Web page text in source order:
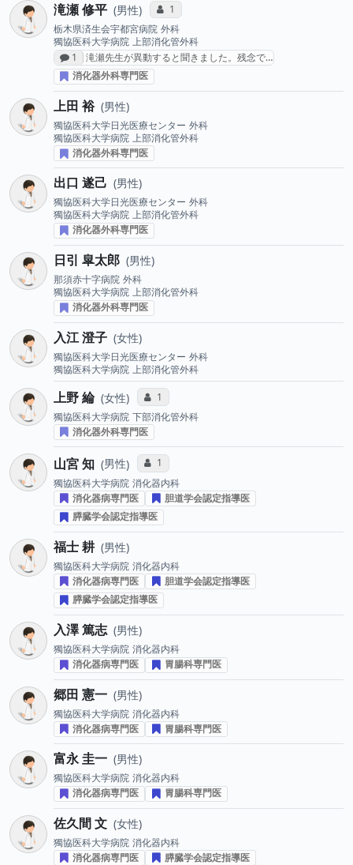
滝瀬 修平 男性 コミュニケーション・タイプ投票数
1
栃木県済生会宇都宮病院 外科
獨協医科大学病院 上部消化管外科
感想投稿数
1
滝瀬先生が異動すると聞きました。残念で…
消化器外科専門医
上田 裕 男性
獨協医科大学日光医療センター 外科
獨協医科大学病院 上部消化管外科
消化器外科専門医
出口 遂己 男性
獨協医科大学日光医療センター 外科
獨協医科大学病院 上部消化管外科
消化器外科専門医
日引 皐太郎 男性
那須赤十字病院 外科
獨協医科大学病院 上部消化管外科
消化器外科専門医
入江 澄子 女性
獨協医科大学日光医療センター 外科
獨協医科大学病院 上部消化管外科
上野 綸 女性 コミュニケーション・タイプ投票数
1
獨協医科大学病院 下部消化管外科
消化器外科専門医
山宮 知 男性 コミュニケーション・タイプ投票数
1
獨協医科大学病院 消化器内科
消化器病専門医
胆道学会認定指導医
膵臓学会認定指導医
福士 耕 男性
獨協医科大学病院 消化器内科
消化器病専門医
胆道学会認定指導医
膵臓学会認定指導医
入澤 篤志 男性
獨協医科大学病院 消化器内科
消化器病専門医
胃腸科専門医
郷田 憲一 男性
獨協医科大学病院 消化器内科
消化器病専門医
胃腸科専門医
富永 圭一 男性
獨協医科大学病院 消化器内科
消化器病専門医
胃腸科専門医
佐久間 文 女性
獨協医科大学病院 消化器内科
消化器病専門医
膵臓学会認定指導医